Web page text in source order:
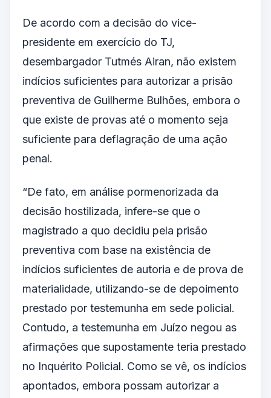
De acordo com a decisão do vice-
presidente em exercício do TJ,
desembargador Tutmés Airan, não existem
indícios suficientes para autorizar a prisão
preventiva de Guilherme Bulhões, embora o
que existe de provas até o momento seja
suficiente para deflagração de uma ação
penal.
“De fato, em análise pormenorizada da
decisão hostilizada, infere-se que o
magistrado a quo decidiu pela prisão
preventiva com base na existência de
indícios suficientes de autoria e de prova de
materialidade, utilizando-se de depoimento
prestado por testemunha em sede policial.
Contudo, a testemunha em Juízo negou as
afirmações que supostamente teria prestado
no Inquérito Policial. Como se vê, os indícios
apontados, embora possam autorizar a